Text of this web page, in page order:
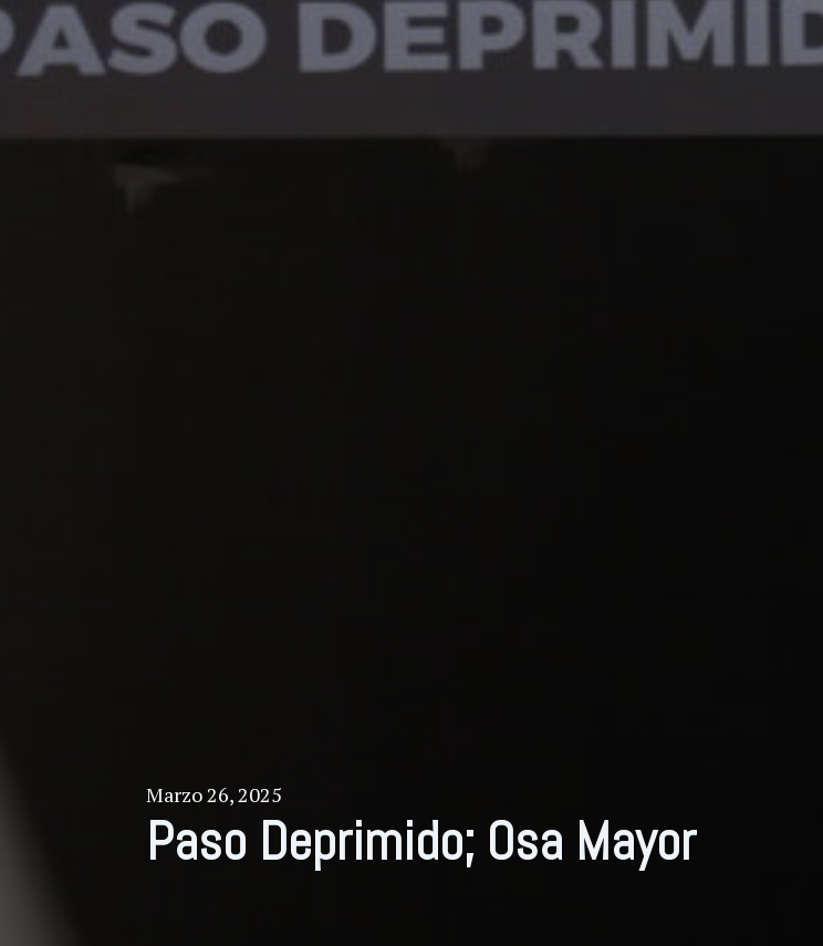
Marzo 26, 2025
Paso Deprimido; Osa Mayor